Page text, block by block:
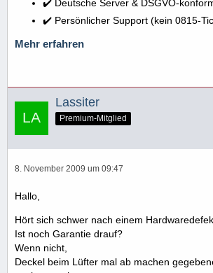
✔️ Deutsche Server & DSGVO-
✔️ Persönlicher Support (kein 0815-
Mehr erfahren
Lassiter
Premium-Mitglied
8. November 2009 um 09:47
Hallo,
Hört sich schwer nach einem
Ist noch Garantie drauf?
Wenn nicht,
Deckel beim Lüfter mal ab machen